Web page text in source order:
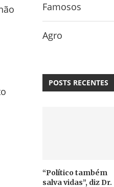
Famosos
Agro
POSTS RECENTES
“Político também
salva vidas”, diz Dr.